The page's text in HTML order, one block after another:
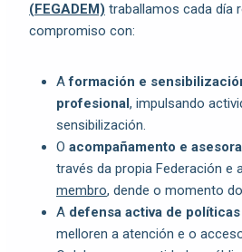
(FEGADEM) traballamos cada día
compromiso con:
Aformación e
profesional, impulsando
sensibilización.
O acompañamento e
través da propia Federación e
membro, dende o momento
A defensa activa de
melloren a atención e o